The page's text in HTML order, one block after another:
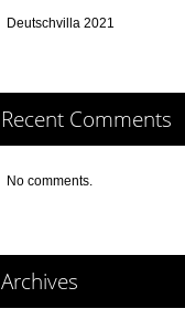
Deutschvilla 2021
Recent Comments
No comments.
Archives